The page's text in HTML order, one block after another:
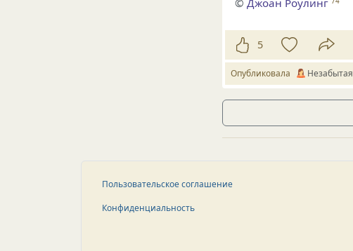
©Джоан Роулинг
5
Опубликовала Незабытая
Пользовательское соглашение
Конфиденциальность